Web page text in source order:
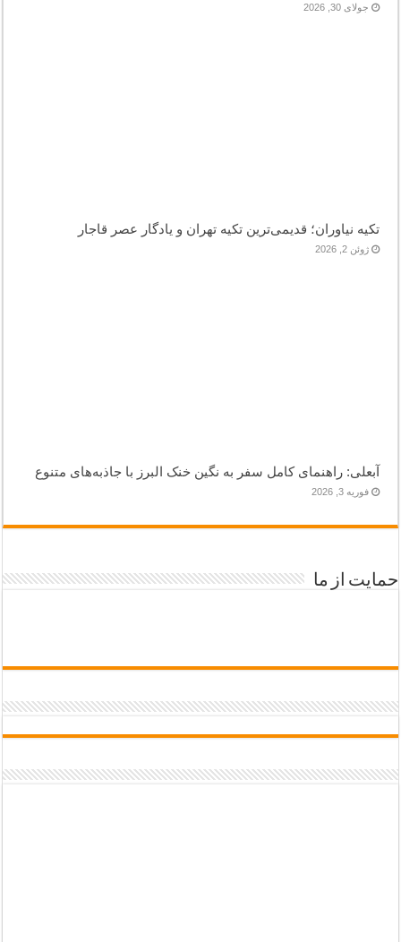
جولای 30, 2026
تکیه نیاوران؛ قدیمی‌ترین تکیه تهران و یادگار عصر قاجار
ژوئن 2, 2026
آبعلی: راهنمای کامل سفر به نگین خنک البرز با جاذبه‌های متنوع
فوریه 3, 2026
حمایت از ما